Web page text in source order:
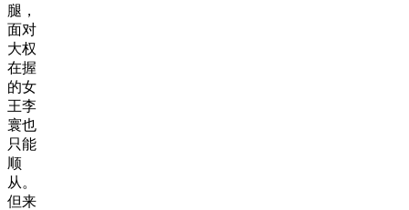
腿，
面对
大权
在握
的女
王李
寰也
只能
顺
从。
但来